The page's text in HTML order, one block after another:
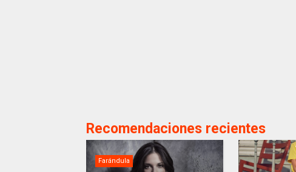
Recomendaciones recientes
Farándula